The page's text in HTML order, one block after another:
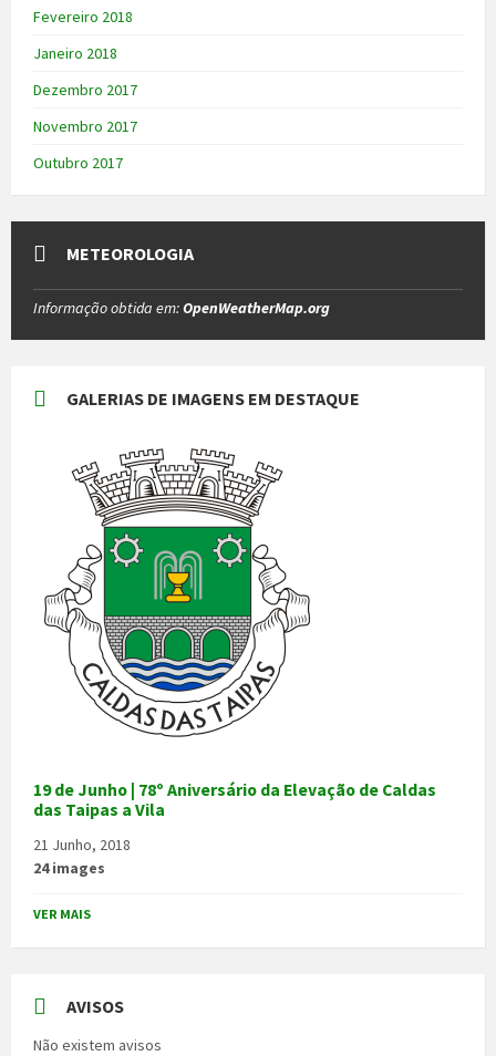
Fevereiro 2018
Janeiro 2018
Dezembro 2017
Novembro 2017
Outubro 2017
METEOROLOGIA
Informação obtida em:OpenWeatherMap.org
GALERIAS DE IMAGENS EM DESTAQUE
19 de Junho | 78º Aniversário da Elevação de Caldas
das Taipas a Vila
21 Junho, 2018
24 images
VER MAIS
AVISOS
Não existem avisos